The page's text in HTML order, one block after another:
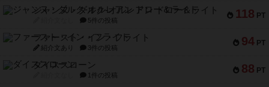
118 PT
ジャンヌ・ダルク-オルレアン ドロー＆ライト
5件の投稿
94 PT
ファースト・イン・フライト
紹介文あり 3件の投稿
88 PT
ダイススローン
1件の投稿